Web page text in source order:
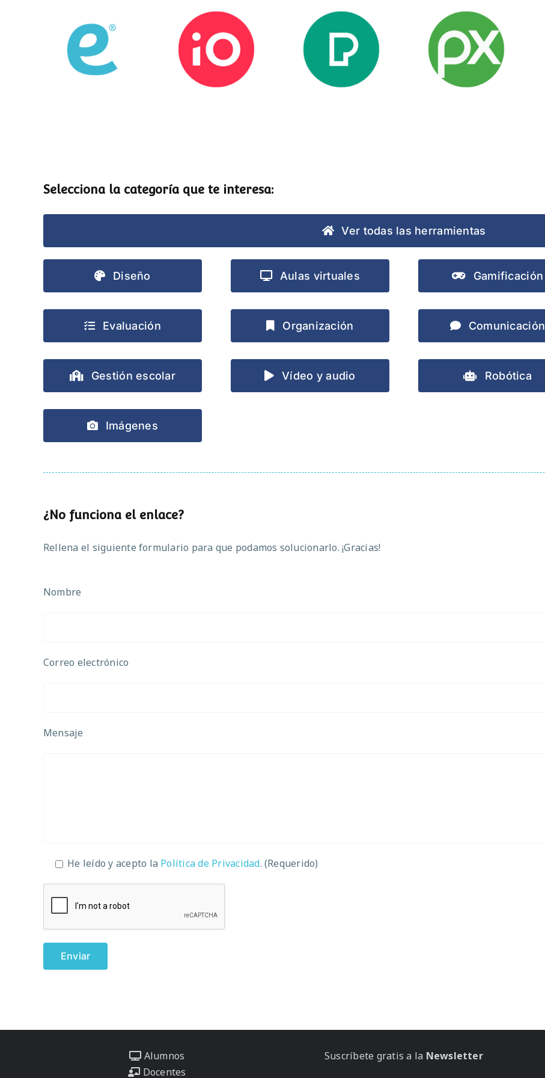
Esemtia Stockio Pexels Pixabay
Selecciona la categoría que te interesa:
Ver todas las herramientas
Diseño
Evaluación
Gestión escolar
Imágenes
Aulas virtuales
Organización
Vídeo y audio
Gamificación
Comunicación
Robótica
¿No funciona el enlace?
Rellena el siguiente formulario para que podamos solucionarlo. ¡Gracias!
Nombre
Correo electrónico
Mensaje
He leído y acepto la Política de Privacidad. (Requerido)
Alumnos
Docentes
Suscríbete gratis a la Newsletter